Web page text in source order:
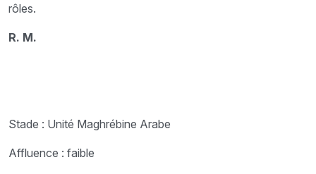
rôles.
R. M.
Stade : Unité Maghrébine Arabe
Affluence : faible